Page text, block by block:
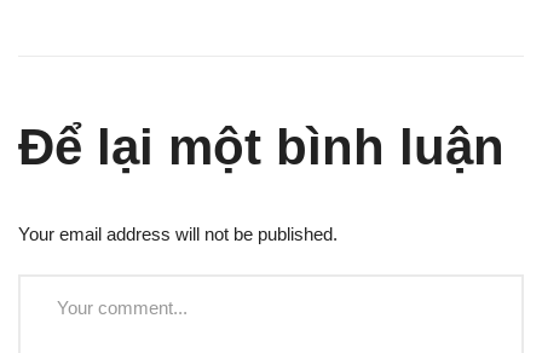
Để lại một bình luận
Your email address will not be published.